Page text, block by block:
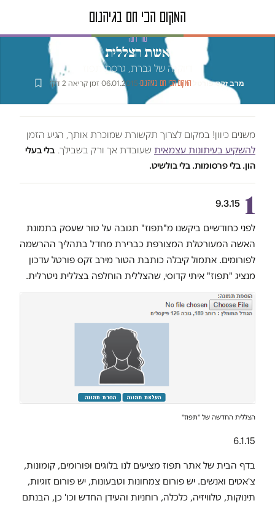
טור דעה
אשת הצללית
דיוקנה של גברת, גרסת תפוז
מרב זקס פורטל ·המקום הכי חם בגיהנום·
06.01.2015
· זמן קריאה 2 דק׳
משנים כיוון! במקום לצרוך תקשורת שמוכרת אותך, הגיע הזמן
להשקיע בעיתונות עצמאית שעובדת אך ורק בשבילך. בלי בעלי
הון. בלי פרסומות. בלי בולשיט.
1
9.3.15
לפני כחודשיים ביקשנו מ"תפוז" תגובה על טור שעסק בתמונת
האשה המעורטלת המצורפת כברירת מחדל בתהליך ההרשמה
לפורומים. אתמול קיבלה כותבת הטור מירב זקס פורטל עדכון
מנציג "תפוז" איתי קדוסי, שהצללית הוחלפה בצללית ניטרלית.
הצללית החדשה של "תפוז"
6.1.15
בדף הבית של אתר תפוז מציעים לנו בלוגים ופורומים, קומונות,
צ'אטים ואנשים. יש פורום צמחונות וטבעונות, יש פורום זוגיות,
תינוקות, טלוויזיה, כלכלה, רוחניות והעידן החדש וכו' כן, הבנתם